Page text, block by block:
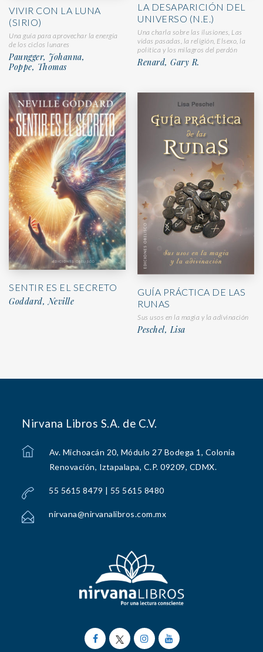
VIVIR CON LA LUNA
(SIRIO)
Una guía para aprovechar la energía
de los ciclos lunares
Paungger, Johanna,
Poppe, Thomas
LA DESAPARICIÓN DEL
UNIVERSO (N.E.)
Una charla sobre las ilusiones, Las
vidas pasadas, la religión, Elsexo, la
política y los milagros del perdón
Renard, Gary R.
SENTIR ES EL SECRETO
Goddard, Neville
GUÍA PRÁCTICA DE LAS
RUNAS
Sus usos en la magia y la adivinación
Peschel, Lisa
Nirvana Libros S.A. de C.V.
Av. Michoacán 20, Módulo 27 Bodega 1, Colonia
Renovación, Iztapalapa, C.P. 09209, CDMX.
55 5615 8479 | 55 5615 8480
nirvana@nirvanalibros.com.mx